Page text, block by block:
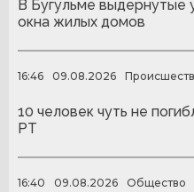
В Бугульме выдернутые
окна жилых домов
16:46 09.08.2026
10 человек чуть не
РТ
16:40 09.08.2026 Общество